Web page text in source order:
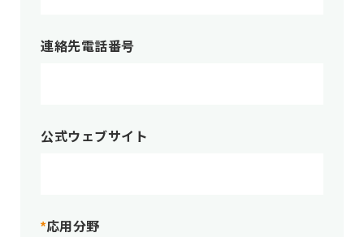
連絡先電話番号
公式ウェブサイト
*応用分野